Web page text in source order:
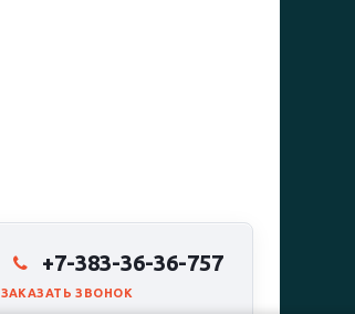
+7-383-36-36-757
ЗАКАЗАТЬ ЗВОНОК